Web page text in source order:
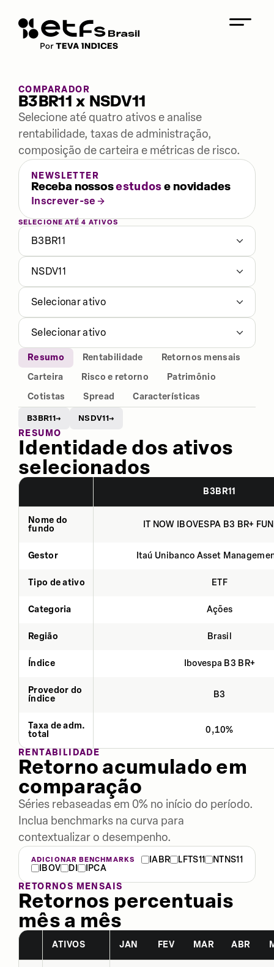
COMPARADOR
B3BR11 x NSDV11
Selecione até quatro ativos e analise
rentabilidade, taxas de administração,
composição de carteira e métricas de risco.
NEWSLETTER
Receba nossosestudose novidades
Inscrever-se
SELECIONE ATÉ 4 ATIVOS
B3BR11
NSDV11
Selecionar ativo
Selecionar ativo
Resumo Rentabilidade
Retornos mensais
Carteira
Risco e retorno
Patrimônio
Cotistas
Spread Características
B3BR11→ NSDV11→
RESUMO
Identidade dos ativos
selecionados
B3BR11
Nome do
fundo
IT NOW IBOVESPA B3 BR+
Gestor Itaú Unibanco Asset
Tipo de ativo ETF
Categoria Ações
Região Brasil
Índice Ibovespa B3 BR+
Provedor do
índice
B3
Taxa de adm.
total
0,10%
RENTABILIDADE
Retorno acumulado em
comparação
Séries rebaseadas em 0% no início do período.
Inclua benchmarks na curva para
contextualizar o desempenho.
ADICIONAR BENCHMARKS IABR LFTS11
NTNS11
IBOV
DI
IPCA
RETORNOS MENSAIS
Retornos percentuais
mês a mês
ATIVOS JAN FEV MAR ABR